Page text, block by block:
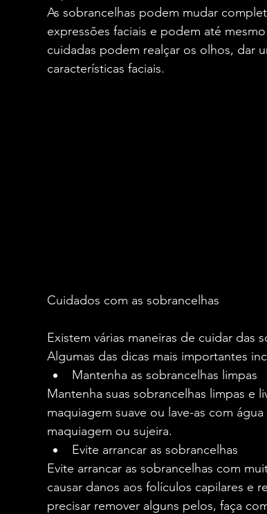
As sobrancelhas podem mudar
expressões faciais e podem até
cuidadas podem realçar os olhos, dar
características faciais.
Cuidados com as sobrancelhas
Existem várias maneiras de cuidar das
Algumas das dicas mais importantes
Mantenha as sobrancelhas limpas
Mantenha suas sobrancelhas limpas e
maquiagem suave ou lave-as com
maquiagem ou sujeira.
Evite arrancar as sobrancelhas
Evite arrancar as sobrancelhas com
causar danos aos folículos capilares e
precisar remover alguns pelos, faça